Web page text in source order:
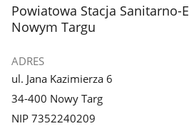
stopka
Powiatowa Stacja
Nowym Targu
ADRES
ul. Jana Kazimierza 6
34-400 Nowy Targ
NIP 7352240209